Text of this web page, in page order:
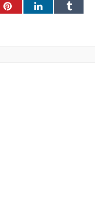
PinterestLinkedInTumblr